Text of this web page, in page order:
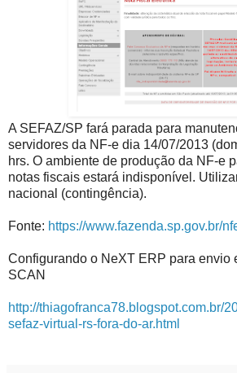
A SEFAZ/SP fará parada para
servidores da NF-e dia 14/07/2013
hrs. O ambiente de produção da NF-e
notas fiscais estará indisponível.
nacional (contingência).
Fonte: https://www.fazenda.sp.gov.br/
Configurando o NeXT ERP para envio
SCAN
http://thiagofranca78.blogspot.com.br/
sefaz-virtual-rs-fora-do-ar.html